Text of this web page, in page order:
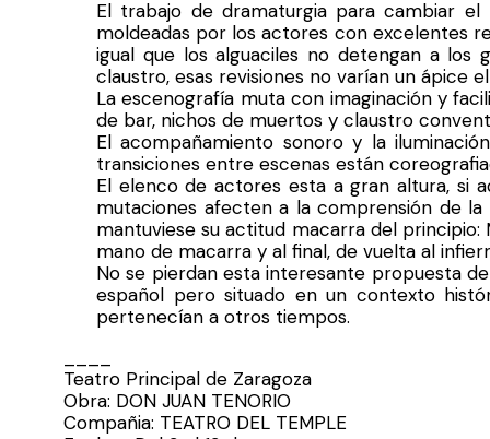
El trabajo de dramaturgia para cambiar
moldeadas por los actores con excelentes
igual que los alguaciles no detengan a
claustro, esas revisiones no varían un ápice
La escenografía muta con imaginación y
de bar, nichos de muertos y claustro
El acompañamiento sonoro y la
transiciones entre escenas están
El elenco de actores esta a gran altura, si
mutaciones afecten a la comprensión de
mantuviese su actitud macarra del
mano de macarra y al final, de vuelta al
No se pierdan esta interesante propuesta
español pero situado en un contexto
pertenecían a otros tiempos.
Teatro Principal de Zaragoza
Obra: DON JUAN TENORIO
Compañia: TEATRO DEL TEMPLE